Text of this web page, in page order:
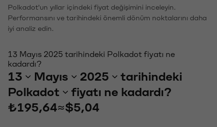
Polkadot'un yıllar içindeki fiyat değişimini inceleyin.
Performansını ve tarihindeki önemli dönüm noktalarını daha
iyi analiz edin.
13 Mayıs 2025 tarihindeki Polkadot fiyatı ne
kadardı?
13 Mayıs 2025
tarihindeki
Polkadot
fiyatı ne kadardı?
₺195,64≈$5,04